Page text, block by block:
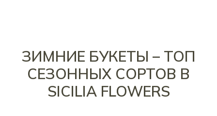
ЗИМНИЕ БУКЕТЫ – ТОП
СЕЗОННЫХ СОРТОВ В
SICILIA FLOWERS